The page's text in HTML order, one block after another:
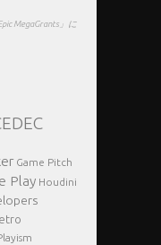
MegaGrants」に
Game Pitch
Play Houdini